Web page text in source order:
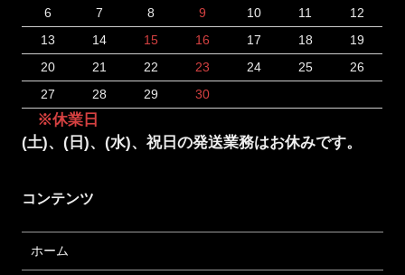
6
7 8 9 10 11
12
13
14 15 16 17 18
19
20
21 22 23 24 25
26
27
28 29 30
※休業日
(土)、(日)、(水)、祝日の発送業務はお休みです。
コンテンツ
ホーム